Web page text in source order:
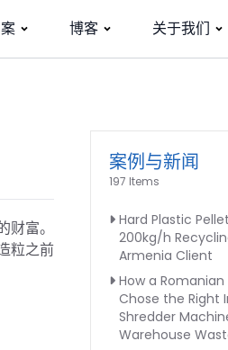
博客 关于我们
富。
粒之前
案例与新闻
197 Items
Hard Plastic
200kg/h
Armenia Client
How a
Chose the Right
Shredder
Warehouse